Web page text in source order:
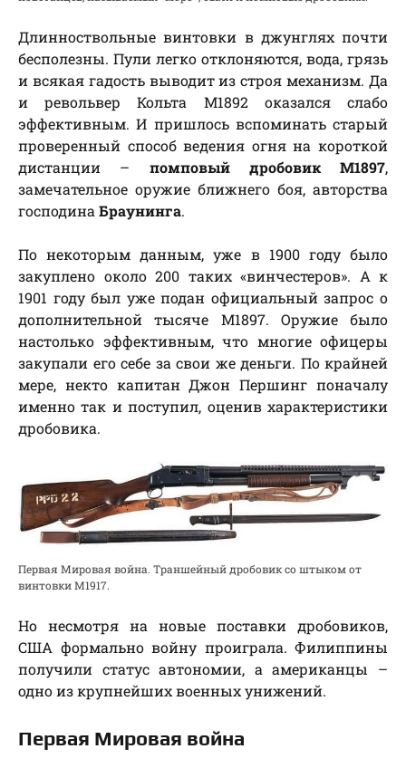
Длинноствольные винтовки в джунглях почти
бесполезны. Пули легко отклоняются, вода, грязь
и всякая гадость выводит из строя механизм. Да
и револьвер Кольта М1892 оказался слабо
эффективным. И пришлось вспоминать старый
проверенный способ ведения огня на короткой
дистанции – помповый дробовик M1897,
замечательное оружие ближнего боя, авторства
господина Браунинга.
По некоторым данным, уже в 1900 году было
закуплено около 200 таких «винчестеров». А к
1901 году был уже подан официальный запрос о
дополнительной тысяче М1897. Оружие было
настолько эффективным, что многие офицеры
закупали его себе за свои же деньги. По крайней
мере, некто капитан Джон Першинг поначалу
именно так и поступил, оценив характеристики
дробовика.
Первая Мировая война. Траншейный дробовик со штыком от
винтовки M1917.
Но несмотря на новые поставки дробовиков,
США формально войну проиграла. Филиппины
получили статус автономии, а американцы –
одно из крупнейших военных унижений.
Первая Мировая война